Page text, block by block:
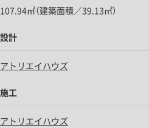
107.94㎡（建築面積／39.13㎡）
設計
アトリエイハウズ
施工
アトリエイハウズ